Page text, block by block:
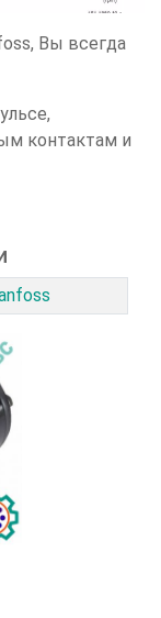
Вы всегда
контактам и